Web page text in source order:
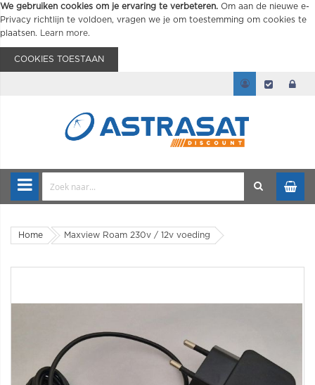
We gebruiken cookies om je ervaring te verbeteren. Om aan de nieuwe e-
Privacy richtlijn te voldoen, vragen we je om toestemming om cookies te
plaatsen.
Learn more.
COOKIES TOESTAAN
Home Maxview Roam 230v / 12v voeding